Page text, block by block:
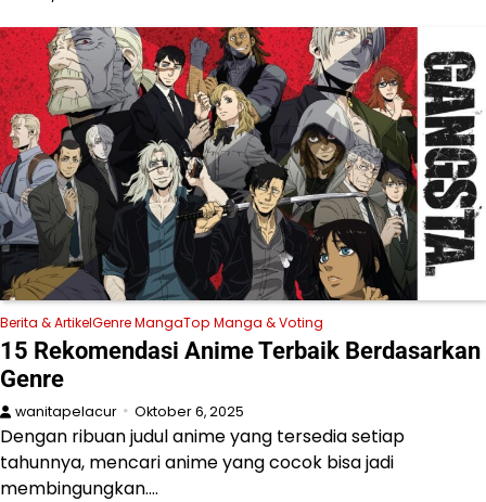
Berita & ArtikelGenre MangaTop Manga & Voting
15 Rekomendasi Anime Terbaik Berdasarkan
Genre
wanitapelacur Oktober 6, 2025
Dengan ribuan judul anime yang tersedia setiap
tahunnya, mencari anime yang cocok bisa jadi
membingungkan.…